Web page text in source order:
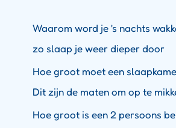
Waarom word je 's nachts
zo slaap je weer dieper door
Hoe groot moet een
Dit zijn de maten om op te
Hoe groot is een 2 persoons